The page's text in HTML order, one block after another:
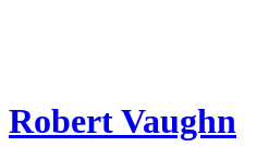
Robert Vaughn